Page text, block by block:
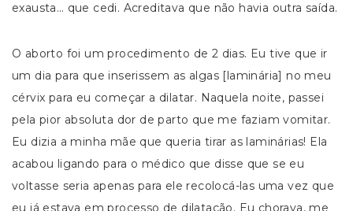
exausta… que cedi. Acreditava que não havia outra saída.
O aborto foi um procedimento de 2 dias. Eu tive que ir
um dia para que inserissem as algas [laminária] no meu
cérvix para eu começar a dilatar. Naquela noite, passei
pela pior absoluta dor de parto que me faziam vomitar.
Eu dizia a minha mãe que queria tirar as laminárias! Ela
acabou ligando para o médico que disse que se eu
voltasse seria apenas para ele recolocá-las uma vez que
eu já estava em processo de dilatação. Eu chorava, me